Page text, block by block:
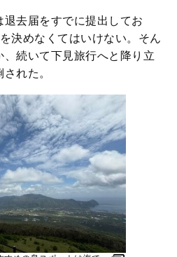
去届をすでに提出してお
決めなくてはいけない。そん
続いて下見旅行へと降り立
れた。